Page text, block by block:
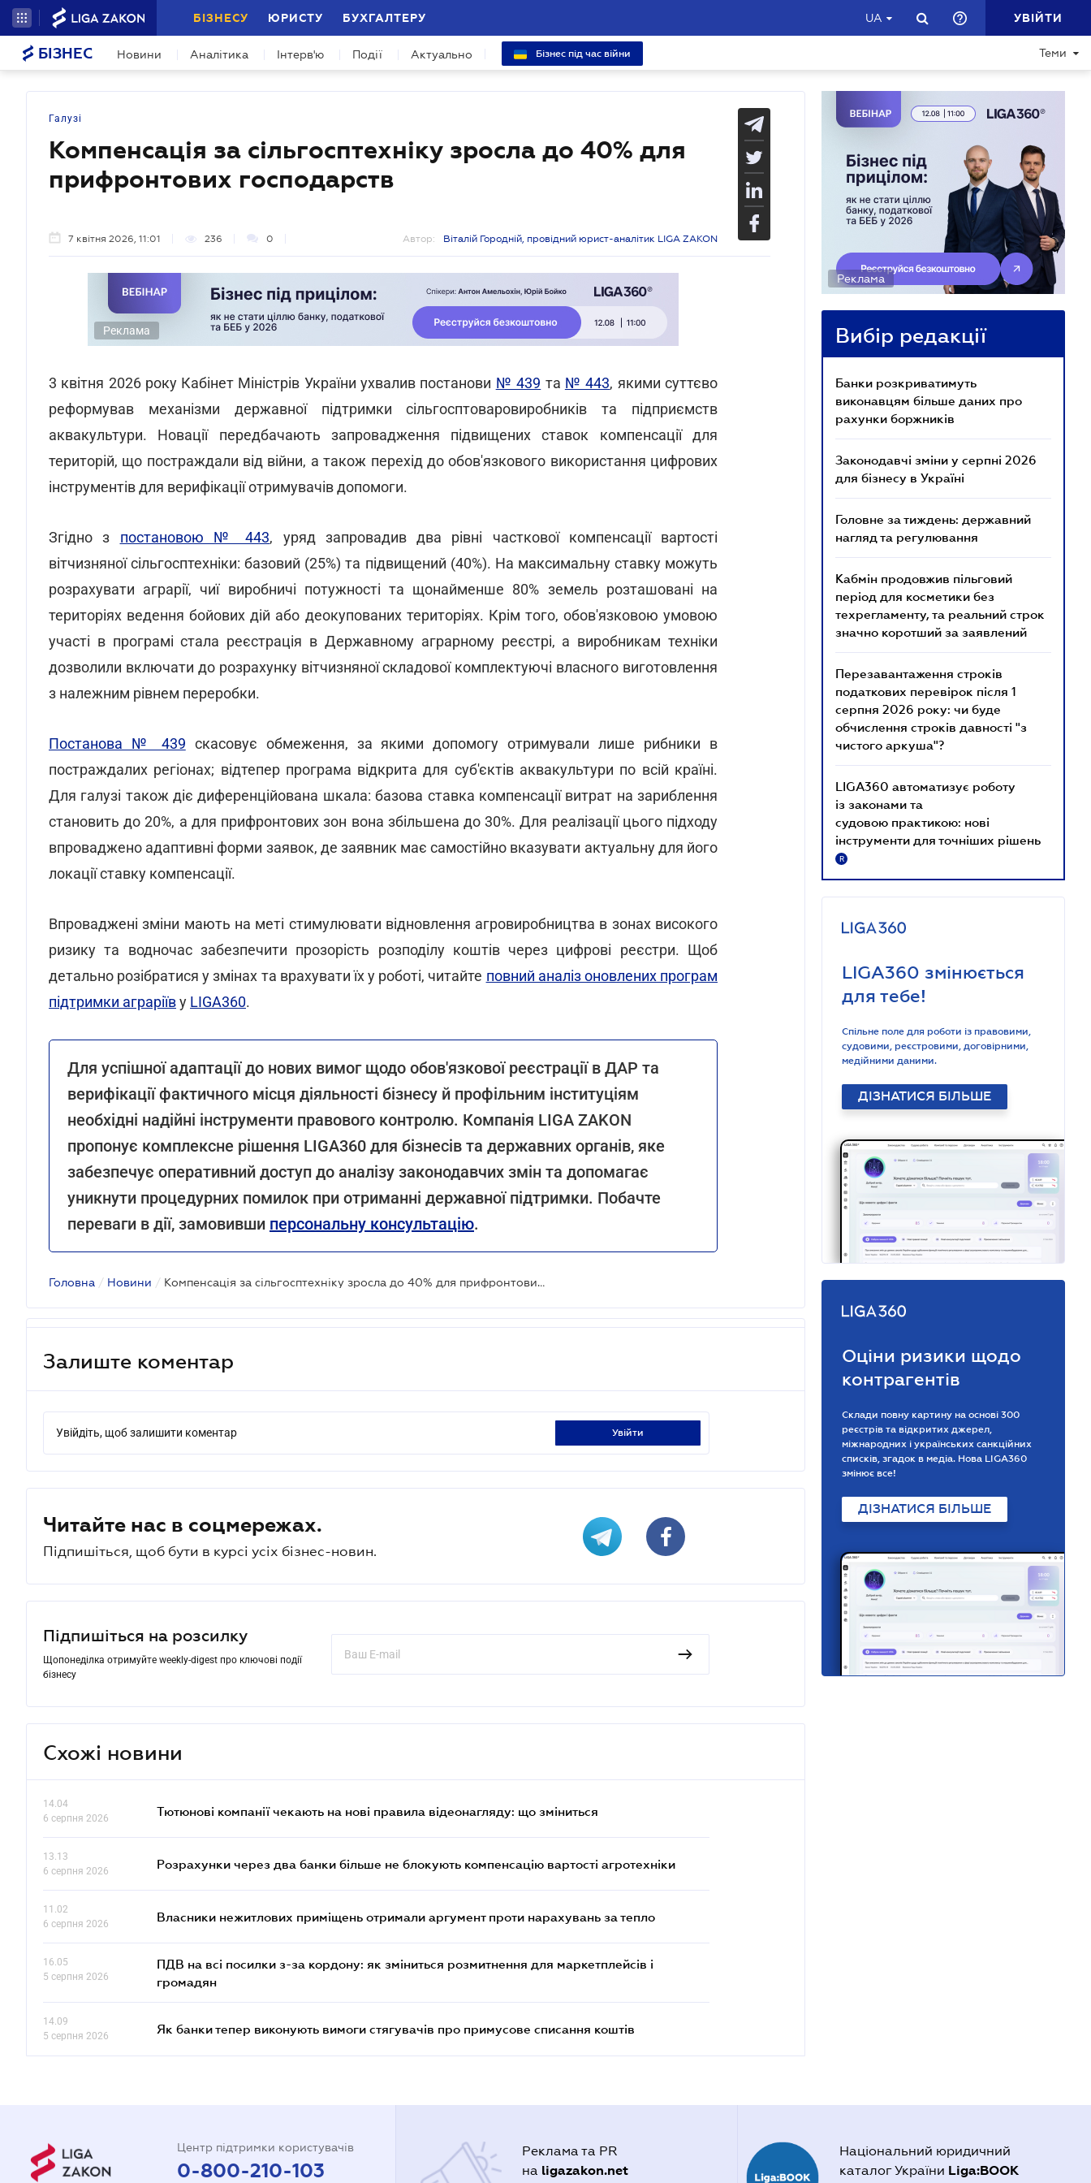
БІЗНЕСУ ЮРИСТУ БУХГАЛТЕРУ UA УВІЙТИ
БІЗНЕС Новини Аналітика Інтерв'ю Події Актуально Бізнес під час війни Теми
Галузі
Компенсація за сільгосптехніку зросла до 40% для
прифронтових господарств
7 квітня 2026, 11:01 236 0 Автор: Віталій Городній, провідний юрист-аналітик LIGA ZAKON
Реклама
3 квітня 2026 року Кабінет Міністрів України ухвалив постанови № 439 та № 443, якими суттєво
реформував механізми державної підтримки сільгосптоваровиробників та підприємств
аквакультури. Новації передбачають запровадження підвищених ставок компенсації для
територій, що постраждали від війни, а також перехід до обов'язкового використання цифрових
інструментів для верифікації отримувачів допомоги.
Згідно з постановою № 443, уряд запровадив два рівні часткової компенсації вартості
вітчизняної сільгосптехніки: базовий (25%) та підвищений (40%). На максимальну ставку можуть
розрахувати аграрії, чиї виробничі потужності та щонайменше 80% земель розташовані на
територіях ведення бойових дій або деокупованих територіях. Крім того, обов'язковою умовою
участі в програмі стала реєстрація в Державному аграрному реєстрі, а виробникам техніки
дозволили включати до розрахунку вітчизняної складової комплектуючі власного виготовлення
з належним рівнем переробки.
Постанова № 439 скасовує обмеження, за якими допомогу отримували лише рибники в
постраждалих регіонах; відтепер програма відкрита для суб'єктів аквакультури по всій країні.
Для галузі також діє диференційована шкала: базова ставка компенсації витрат на зариблення
становить до 20%, а для прифронтових зон вона збільшена до 30%. Для реалізації цього підходу
впроваджено адаптивні форми заявок, де заявник має самостійно вказувати актуальну для його
локації ставку компенсації.
Впроваджені зміни мають на меті стимулювати відновлення агровиробництва в зонах високого
ризику та водночас забезпечити прозорість розподілу коштів через цифрові реєстри. Щоб
детально розібратися у змінах та врахувати їх у роботі, читайте повний аналіз оновлених програм
підтримки аграріїву LIGA360.
Для успішної адаптації до нових вимог щодо обов'язкової реєстрації в ДАР та
верифікації фактичного місця діяльності бізнесу й профільним інституціям
необхідні надійні інструменти правового контролю. Компанія LIGA ZAKON
пропонує комплексне рішення LIGA360 для бізнесів та державних органів, яке
забезпечує оперативний доступ до аналізу законодавчих змін та допомагає
уникнути процедурних помилок при отриманні державної підтримки. Побачте
переваги в дії, замовивши персональну консультацію.
Головна / Новини / Компенсація за сільгосптехніку зросла до 40% для прифронтових господарств
Залиште коментар
Увійдіть, щоб залишити коментар увійти
Читайте нас в соцмережах.
Підпишіться, щоб бути в курсі усіх бізнес-новин.
Підпишіться на розсилку
Щопонеділка отримуйте weekly-digest про ключові події
бізнесу
Схожі новини
14.04
6 серпня 2026
Тютюнові компанії чекають на нові правила відеонагляду: що зміниться
13.13
6 серпня 2026
Розрахунки через два банки більше не блокують компенсацію вартості агротехніки
11.02
6 серпня 2026
Власники нежитлових приміщень отримали аргумент проти нарахувань за тепло
16.05
5 серпня 2026
ПДВ на всі посилки з-за кордону: як зміниться розмитнення для маркетплейсів і
громадян
14.09
5 серпня 2026
Як банки тепер виконують вимоги стягувачів про примусове списання коштів
Реклама
Вибір редакції
Банки розкриватимуть
виконавцям більше даних про
рахунки боржників
Законодавчі зміни у серпні 2026
для бізнесу в Україні
Головне за тиждень: державний
нагляд та регулювання
Кабмін продовжив пільговий
період для косметики без
техрегламенту, та реальний строк
значно коротший за заявлений
Перезавантаження строків
податкових перевірок після 1
серпня 2026 року: чи буде
обчислення строків давності "з
чистого аркуша"?
LIGA360 автоматизує роботу
із законами та
судовою практикою: нові
інструменти для точніших рішень
R
LIGA360 змінюється
для тебе!
Спільне поле для роботи із правовими,
судовими, реєстровими, договірними,
медійними даними.
ДІЗНАТИСЯ БІЛЬШЕ
Оціни ризики щодо
контрагентів
Склади повну картину на основі 300
реєстрів та відкритих джерел,
міжнародних і українських санкційних
списків, згадок в медіа. Нова LIGA360
змінює все!
ДІЗНАТИСЯ БІЛЬШЕ
Центр підтримки користувачів
0-800-210-103
Реклама та PR
на ligazakon.net
Національний юридичний
каталог України Liga:BOOK